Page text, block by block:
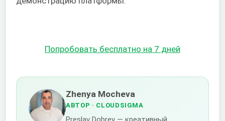
Попробовать бесплатно на 7 дней
Zhenya Mocheva
АВТОР · CLOUDSIGMA